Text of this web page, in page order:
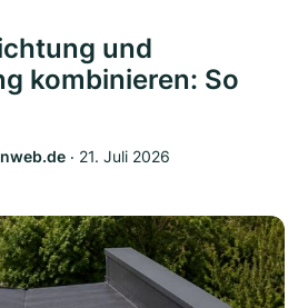
und
kombinieren: So
‧ 21. Juli 2026